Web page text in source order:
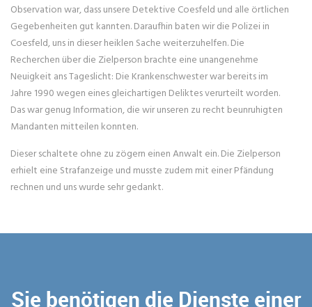
Observation war, dass unsere Detektive Coesfeld und alle örtlichen
Gegebenheiten gut kannten. Daraufhin baten wir die Polizei in
Coesfeld, uns in dieser heiklen Sache weiterzuhelfen. Die
Recherchen über die Zielperson brachte eine unangenehme
Neuigkeit ans Tageslicht: Die Krankenschwester war bereits im
Jahre 1990 wegen eines gleichartigen Deliktes verurteilt worden.
Das war genug Information, die wir unseren zu recht beunruhigten
Mandanten mitteilen konnten.
Dieser schaltete ohne zu zögern einen Anwalt ein. Die Zielperson
erhielt eine Strafanzeige und musste zudem mit einer Pfändung
rechnen und uns wurde sehr gedankt.
Sie benötigen die Dienste einer